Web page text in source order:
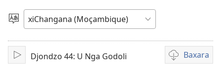
video
Hlawula
Lirimi
ChayaDjondzo 44: U Nga Godoli Baxara
Mavhidiyu